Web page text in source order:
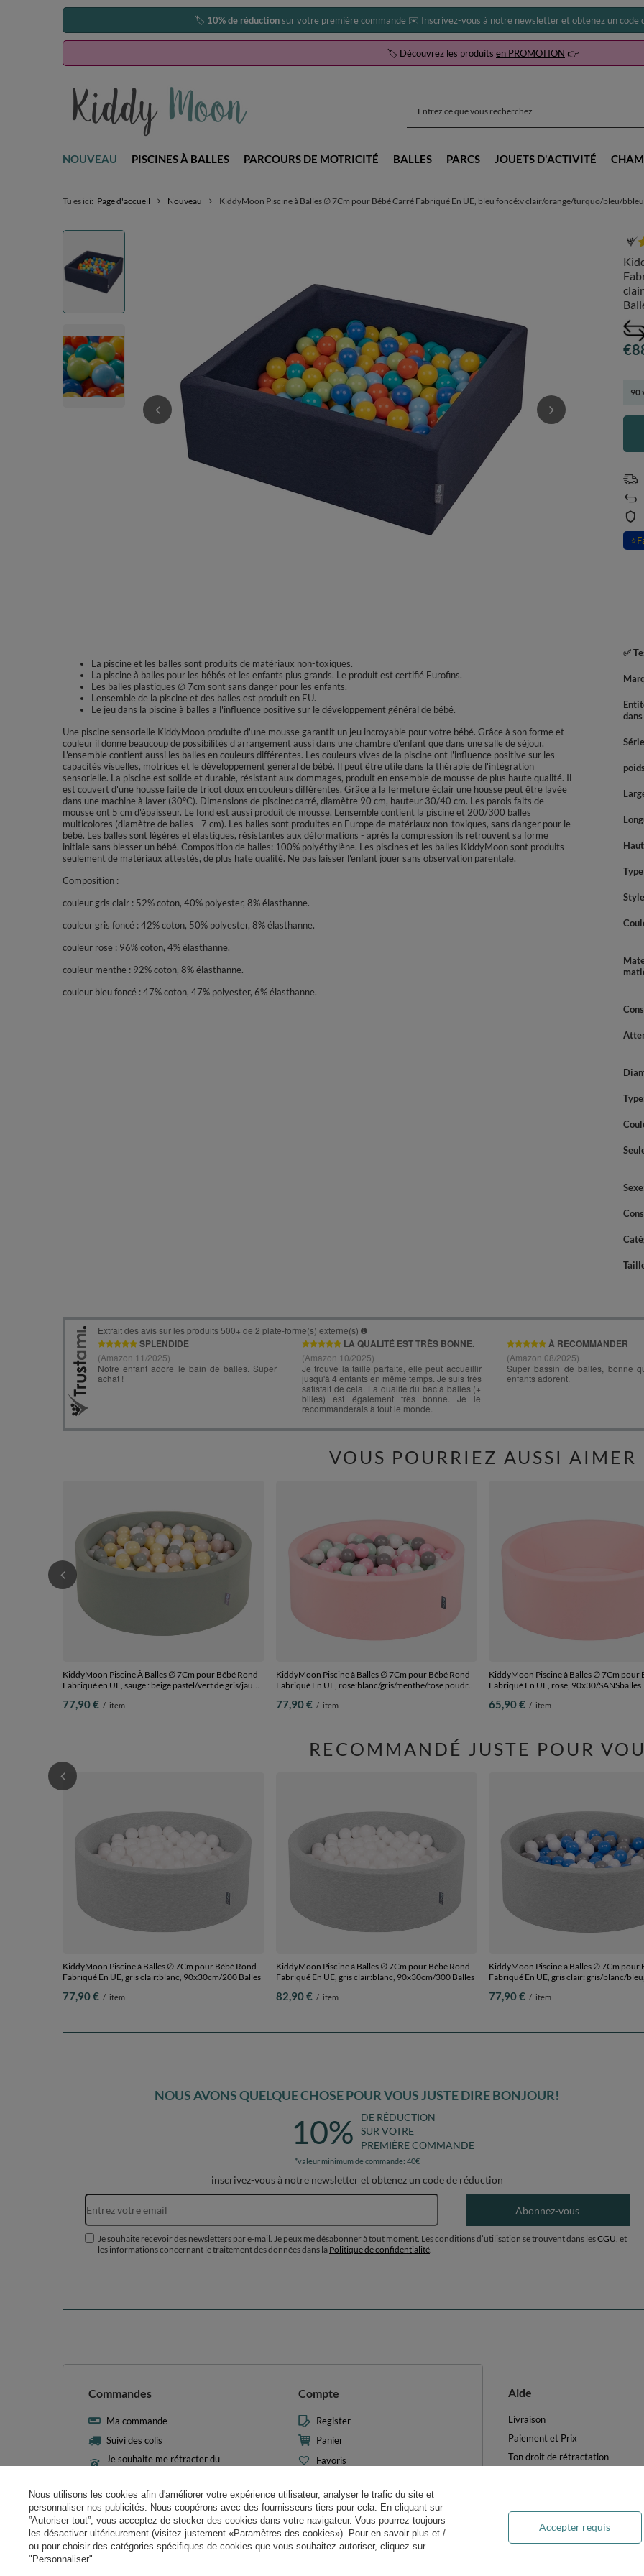
🏷️ 10% de réductionsur votre première commande ✉️ Inscrivez-vous à notre newsletter et obtenez un code
🏷️ Découvrez les produits en PROMOTION 👉
NOUVEAU PISCINES À BALLES PARCOURS DE MOTRICITÉ BALLES PARCS JOUETS D'ACTIVITÉ
Tu es ici: Page d'accueil Nouveau KiddyMoon Piscine à Balles ∅ 7Cm pour Bébé Carré Fabriqué En UE, bleu foncé:v clair/orange/turquo/bleu/
90
⭐
La piscine et les balles sont produits de matériaux non-toxiques.
La piscine à balles pour les bébés et les enfants plus grands. Le produit est certifié Eurofins.
Les balles plastiques ∅ 7cm sont sans danger pour les enfants.
L'ensemble de la piscine et des balles est produit en EU.
Le jeu dans la piscine à balles a l'influence positive sur le développement général de bébé.
Une piscine sensorielle KiddyMoon produite d'une mousse garantit un jeu incroyable pour votre bébé. Grâce à son forme et
couleur il donne beaucoup de possibilités d'arrangement aussi dans une chambre d'enfant que dans une salle de séjour.
L'ensemble contient aussi les balles en couleurs différentes. Les couleurs vives de la piscine ont l'influence positive sur les
capacités visuelles, motrices et le développement général de bébé. Il peut être utile dans la thérapie de l'intégration
sensorielle. La piscine est solide et durable, résistant aux dommages, produit en ensemble de mousse de plus haute qualité. Il
est couvert d'une housse faite de tricot doux en couleurs différentes. Grâce à la fermeture éclair une housse peut être lavée
dans une machine à laver (30°C). Dimensions de piscine: carré, diamètre 90 cm, hauteur 30/40 cm. Les parois faits de
mousse ont 5 cm d'épaisseur. Le fond est aussi produit de mousse. L'ensemble contient la piscine et 200/300 balles
multicolores (diamètre de balles - 7 cm). Les balles sont produites en Europe de matériaux non-toxiques, sans danger pour le
bébé. Les balles sont légères et élastiques, résistantes aux déformations - après la compression ils retrouvent sa forme
initiale sans blesser un bébé. Composition de balles: 100% polyéthylène. Les piscines et les balles KiddyMoon sont produits
seulement de matériaux attestés, de plus hate qualité. Ne pas laisser l'enfant jouer sans observation parentale.
Composition :
couleur gris clair : 52% coton, 40% polyester, 8% élasthanne.
couleur gris foncé : 42% coton, 50% polyester, 8% élasthanne.
couleur rose : 96% coton, 4% élasthanne.
couleur menthe : 92% coton, 8% élasthanne.
couleur bleu foncé : 47% coton, 47% polyester, 6% élasthanne.
✅
Style
Type
Sexe
VOUS POURRIEZ AUSSI AIMER
KiddyMoon Piscine À Balles ∅ 7Cm pour Bébé Rond
Fabriqué en UE, sauge : beige pastel/vert de gris/jaune
77,90 € / item
KiddyMoon Piscine à Balles ∅ 7Cm pour Bébé Rond
Fabriqué En UE, rose:blanc/gris/menthe/rose poudre,
77,90 € / item
KiddyMoon Piscine à Balles ∅ 7Cm pour
Fabriqué En UE, rose, 90x30/SANSballes
65,90 € / item
RECOMMANDÉ JUSTE POUR
KiddyMoon Piscine à Balles ∅ 7Cm pour Bébé Rond
Fabriqué En UE, gris clair:blanc, 90x30cm/200 Balles
77,90 € / item
KiddyMoon Piscine à Balles ∅ 7Cm pour Bébé Rond
Fabriqué En UE, gris clair:blanc, 90x30cm/300 Balles
82,90 € / item
KiddyMoon Piscine à Balles ∅ 7Cm pour
Fabriqué En UE, gris clair: gris/blanc/bleu,
77,90 € / item
NOUS AVONS QUELQUE CHOSE POUR VOUS JUSTE DIRE BONJOUR!
10%
DE RÉDUCTION
SUR VOTRE
PREMIÈRE COMMANDE
*valeur minimum de commande: 40€
inscrivez-vous à notre newsletter et obtenez un code de réduction
Adresse e-mail
Abonnez-vous
Je souhaite recevoir des newsletters par e-mail. Je peux me désabonner à tout moment. Les conditions d’utilisation se trouvent dans lesCGU , et
les informations concernant le traitement des données dans la Politique de confidentialité
Commandes
Ma commande
Suivi des colis
Je souhaite me rétracter du
contrat
Contact
Compte
Register
Panier
Favoris
Mes transactions
Newsletter
Paramètres des cookies
Aide
Livraison
Paiement et Prix
Ton droit de rétractation
FAQ
Traitement des DEEE
Nous utilisons les cookies afin d'améliorer votre expérience utilisateur, analyser le trafic du site et
personnaliser nos publicités. Nous coopérons avec des fournisseurs tiers pour cela. En cliquant sur
”Autoriser tout”, vous acceptez de stocker des cookies dans votre navigateur. Vous pourrez toujours
les désactiver ultérieurement (visitez justement «Paramètres des cookies»). Pour en savoir plus et /
ou pour choisir des catégories spécifiques de cookies que vous souhaitez autoriser, cliquez sur
"Personnaliser".
Accepter requis